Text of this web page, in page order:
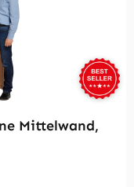
Mittelwand,